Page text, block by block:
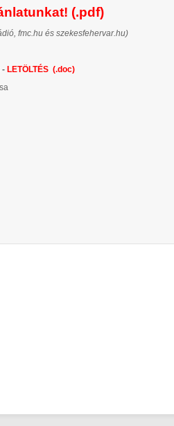
(.pdf)
fmc.hu és szekesfehervar.hu)
- LETÖLTÉS (.doc)